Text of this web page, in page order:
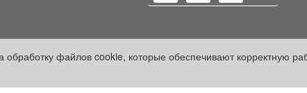
обработку файлов cookie, которые обеспечивают корректную
оплачены рекламодателем.
в рекламных материалах и объявлениях.